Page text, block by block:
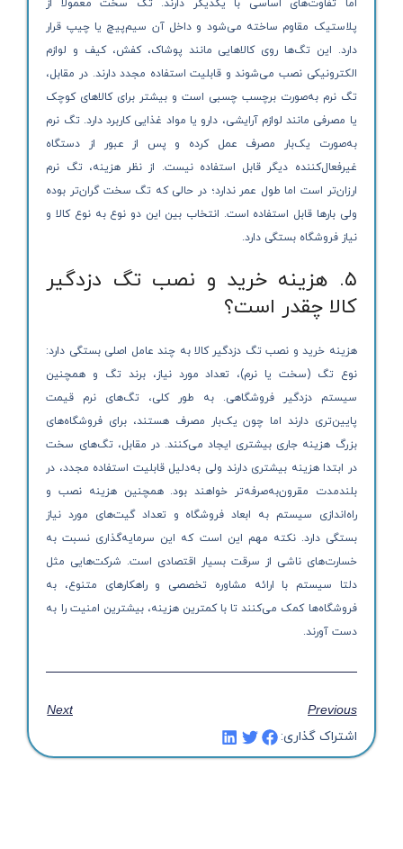
اما تفاوت‌های اساسی با یکدیگر دارند. تگ سخت معمولاً از
پلاستیک مقاوم ساخته می‌شود و داخل آن سیم‌پیچ یا چیپ قرار
دارد. این تگ‌ها روی کالاهایی مانند پوشاک، کفش، کیف و لوازم
الکترونیکی نصب می‌شوند و قابلیت استفاده مجدد دارند. در مقابل،
تگ نرم به‌صورت برچسب چسبی است و بیشتر برای کالاهای کوچک
یا مصرفی مانند لوازم آرایشی، دارو یا مواد غذایی کاربرد دارد. تگ نرم
به‌صورت یک‌بار مصرف عمل کرده و پس از عبور از دستگاه
غیرفعال‌کننده دیگر قابل استفاده نیست. از نظر هزینه، تگ نرم
ارزان‌تر است اما طول عمر ندارد؛ در حالی که تگ سخت گران‌تر بوده
ولی بارها قابل استفاده است. انتخاب بین این دو نوع به نوع کالا و
نیاز فروشگاه بستگی دارد.
۵. هزینه خرید و نصب تگ دزدگیر
کالا چقدر است؟
هزینه خرید و نصب تگ دزدگیر کالا به چند عامل اصلی بستگی دارد:
نوع تگ (سخت یا نرم)، تعداد مورد نیاز، برند تگ و همچنین
سیستم دزدگیر فروشگاهی. به طور کلی، تگ‌های نرم قیمت
پایین‌تری دارند اما چون یک‌بار مصرف هستند، برای فروشگاه‌های
بزرگ هزینه جاری بیشتری ایجاد می‌کنند. در مقابل، تگ‌های سخت
در ابتدا هزینه بیشتری دارند ولی به‌دلیل قابلیت استفاده مجدد، در
بلندمدت مقرون‌به‌صرفه‌تر خواهند بود. همچنین هزینه نصب و
راه‌اندازی سیستم به ابعاد فروشگاه و تعداد گیت‌های مورد نیاز
بستگی دارد. نکته مهم این است که این سرمایه‌گذاری نسبت به
خسارت‌های ناشی از سرقت بسیار اقتصادی است. شرکت‌هایی مثل
دلتا سیستم با ارائه مشاوره تخصصی و راهکارهای متنوع، به
فروشگاه‌ها کمک می‌کنند تا با کمترین هزینه، بیشترین امنیت را به
دست آورند.
Previous
Next
اشتراک گذاری: